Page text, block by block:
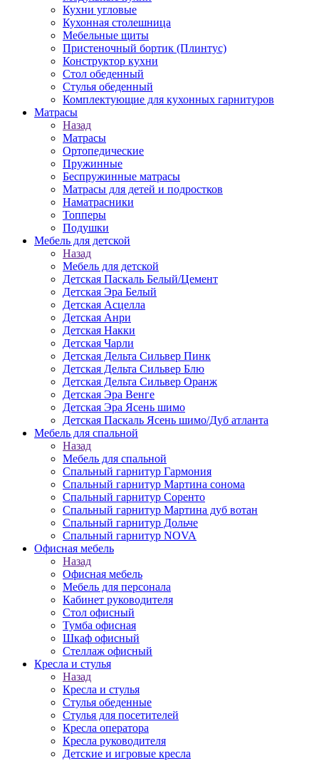
Кухни угловые
Кухонная столешница
Мебельные щиты
Пристеночный бортик (Плинтус)
Конструктор кухни
Стол обеденный
Стулья обеденный
Комплектующие для кухонных гарнитуров
Матраcы
Назад
Матраcы
Ортопедические
Пружинные
Беспружинные матрасы
Матрасы для детей и подростков
Наматрасники
Топперы
Подушки
Мебель для детской
Назад
Мебель для детской
Детская Паскаль Белый/Цемент
Детская Эра Белый
Детская Асцелла
Детская Анри
Детская Накки
Детская Чарли
Детская Дельта Сильвер Пинк
Детская Дельта Сильвер Блю
Детская Дельта Сильвер Оранж
Детская Эра Венге
Детская Эра Ясень шимо
Детская Паскаль Ясень шимо/Дуб атланта
Мебель для спальной
Назад
Мебель для спальной
Спальный гарнитур Гармония
Спальный гарнитур Мартина сонома
Спальный гарнитур Соренто
Спальный гарнитур Мартина дуб вотан
Спальный гарнитур Дольче
Спальный гарнитур NOVA
Офисная мебель
Назад
Офисная мебель
Мебель для персонала
Кабинет руководителя
Стол офисный
Тумба офисная
Шкаф офисный
Стеллаж офисный
Кресла и стулья
Назад
Кресла и стулья
Стулья обеденные
Стулья для посетителей
Кресла оператора
Кресла руководителя
Детские и игровые кресла